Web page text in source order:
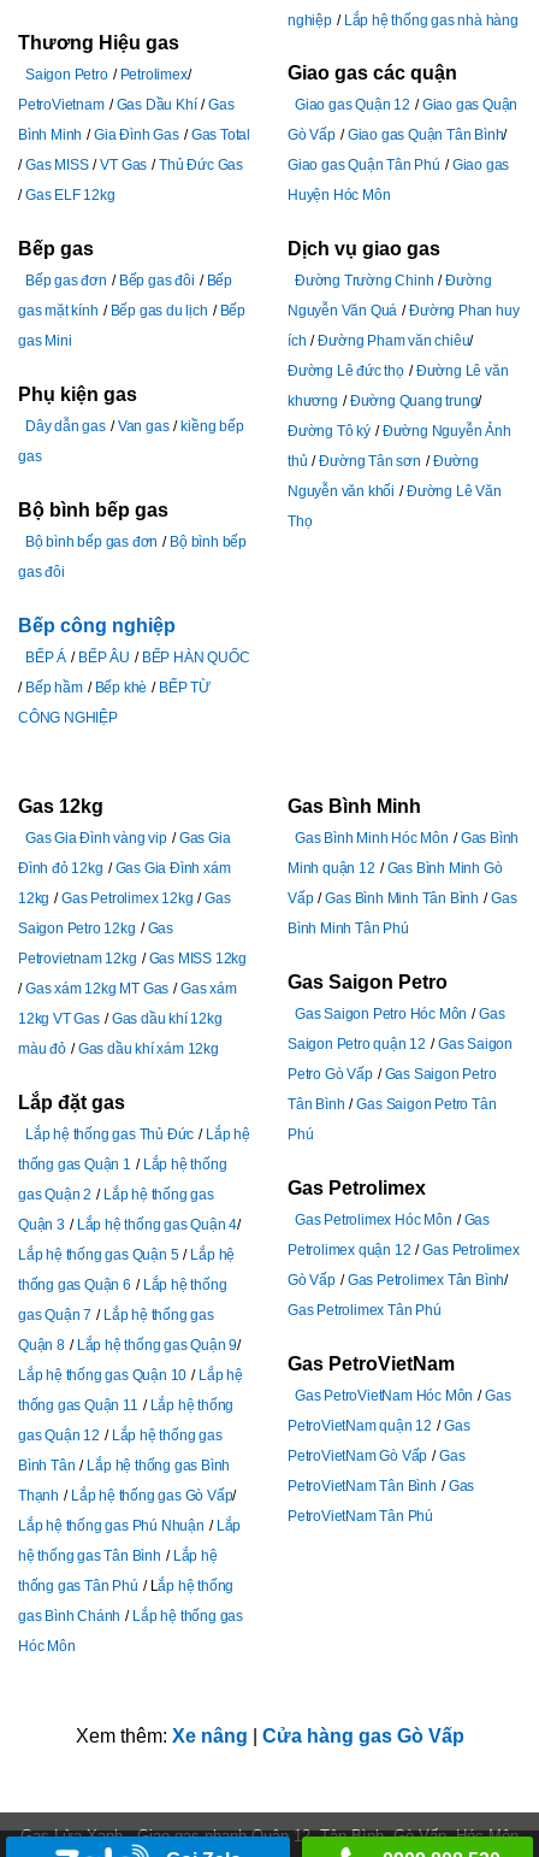
Thương Hiệu gas
Saigon Petro
Petrolimex
PetroVietnam
Gas Dầu Khí
Gas
Bình Minh
Gia Đình Gas
Gas Total
Gas MISS
VT Gas
Thủ Đức Gas
Gas ELF 12kg
Bếp gas
Bếp gas đơn Bếp gas đôi
Bếp
gas mặt kính
Bếp gas du lịch
Bếp
gas Mini
Phụ kiện gas
Dây dẫn gas Van gas
kiềng bếp
gas
Bộ bình bếp gas
Bộ bình bếp gas đơn
Bộ bình bếp
gas đôi
Bếp công nghiệp
BẾP Á BẾP ÂU
BẾP HÀN QUỐC
Bếp hầm
Bếp khè
BẾP TỪ
CÔNG NGHIỆP
nghiệp
Lắp hệ thống gas nhà hàng
Giao gas các quận
Giao gas Quận 12
Giao gas Quận
Gò Vấp
Giao gas Quận Tân Bình
Giao gas Quận Tân Phú
Giao gas
Huyện Hóc Môn
Dịch vụ giao gas
Đường Trường Chinh
Đường
Nguyễn Văn Quá
Đường Phan huy
ích
Đường Pham văn chiêu
Đường Lê đức thọ
Đường Lê văn
khương
Đường Quang trung
Đường Tô ký
Đường Nguyễn Ảnh
thủ
Đường Tân sơn
Đường
Nguyễn văn khối
Đường Lê Văn
Thọ
Gas 12kg
Gas Gia Đình vàng vip
Gas Gia
Đình đỏ 12kg
Gas Gia Đình xám
12kg
Gas Petrolimex 12kg
Gas
Saigon Petro 12kg
Gas
Petrovietnam 12kg
Gas MISS 12kg
Gas xám 12kg MT Gas
Gas xám
12kg VT Gas
Gas dầu khí 12kg
màu đỏ
Gas dầu khí xám 12kg
Lắp đặt gas
Lắp hệ thống gas Thủ Đức
Lắp hệ
thống gas Quận 1
Lắp hệ thống
gas Quận 2
Lắp hệ thống gas
Quận 3
Lắp hệ thống gas Quận 4
Lắp hệ thống gas Quận 5
Lắp hệ
thống gas Quận 6
Lắp hệ thống
gas Quận 7
Lắp hệ thống gas
Quận 8
Lắp hệ thống gas Quận 9
Lắp hệ thống gas Quận 10
Lắp hệ
thống gas Quận 11
Lắp hệ thống
gas Quận 12
Lắp hệ thống gas
Bình Tân
Lắp hệ thống gas Bình
Thạnh
Lắp hệ thống gas Gò Vấp
Lắp hệ thống gas Phú Nhuận
Lắp
hệ thống gas Tân Bình
Lắp hệ
thống gas Tân Phú
Lắp hệ thống
gas Bình Chánh
Lắp hệ thống gas
Hóc Môn
Gas Bình Minh
Gas Bình Minh Hóc Môn
Gas Bình
Minh quận 12
Gas Bình Minh Gò
Vấp
Gas Bình Minh Tân Bình
Gas
Bình Minh Tân Phú
Gas Saigon Petro
Gas Saigon Petro Hóc Môn
Gas
Saigon Petro quận 12
Gas Saigon
Petro Gò Vấp
Gas Saigon Petro
Tân Bình
Gas Saigon Petro Tân
Phú
Gas Petrolimex
Gas Petrolimex Hóc Môn
Gas
Petrolimex quận 12
Gas Petrolimex
Gò Vấp
Gas Petrolimex Tân Bình
Gas Petrolimex Tân Phú
Gas PetroVietNam
Gas PetroVietNam Hóc Môn
Gas
PetroVietNam quận 12
Gas
PetroVietNam Gò Vấp
Gas
PetroVietNam Tân Bình
Gas
PetroVietNam Tân Phú
Xem thêm: Xe nâng Cửa hàng gas Gò Vấp
Gas Lửa Xanh - Giao gas nhanh Quận 12, Tân Bình, Gò Vấp, Hóc Môn